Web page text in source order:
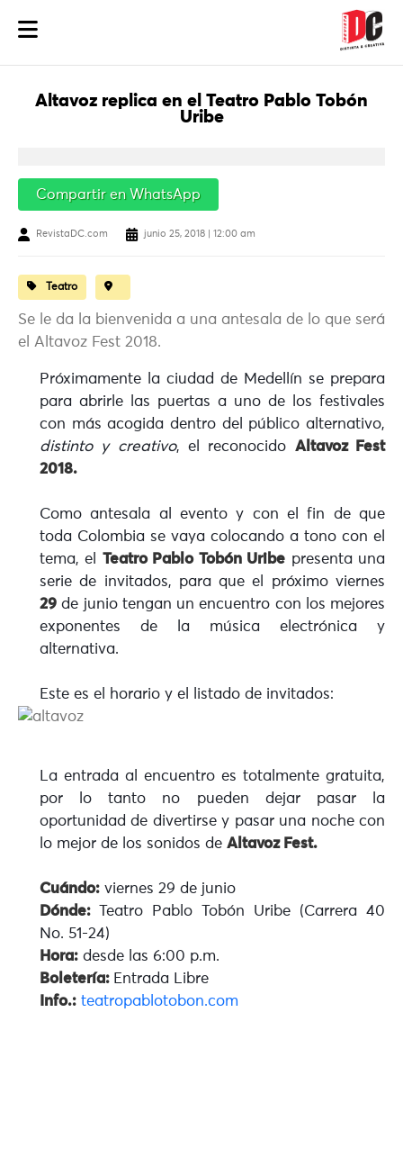
Altavoz replica en el Teatro Pablo Tobón
Uribe
Compartir en WhatsApp
RevistaDC.com junio 25, 2018 | 12:00 am
Teatro
Se le da la bienvenida a una antesala de lo que será
el Altavoz Fest 2018.
Próximamente la ciudad de Medellín se prepara
para abrirle las puertas a uno de los festivales
con más acogida dentro del público alternativo,
distinto y creativo, el reconocido Altavoz Fest
2018.
Como antesala al evento y con el fin de que
toda Colombia se vaya colocando a tono con el
tema, el Teatro Pablo Tobón Uribe presenta una
serie de invitados, para que el próximo viernes
29 de junio tengan un encuentro con los mejores
exponentes de la música electrónica y
alternativa.
Este es el horario y el listado de invitados:
La entrada al encuentro es totalmente gratuita,
por lo tanto no pueden dejar pasar la
oportunidad de divertirse y pasar una noche con
lo mejor de los sonidos de Altavoz Fest.
Cuándo: viernes 29 de junio
Dónde:
Teatro Pablo Tobón Uribe (Carrera 40
No. 51-24)
Hora: desde las 6:00 p.m.
Boletería: Entrada Libre
Info.: teatropablotobon.com